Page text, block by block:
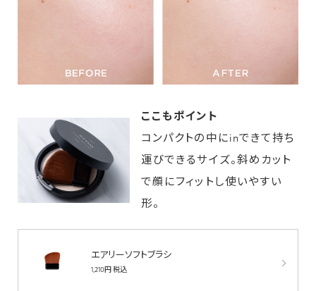
ここもポイント
コンパクトの中にinできて持ち
運びできるサイズ。斜めカット
で顔にフィットし使いやすい
形。
エアリーソフトブラシ
1,210円 税込